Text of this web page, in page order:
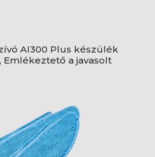
AI300 Plus készülék
Emlékeztető a javasolt